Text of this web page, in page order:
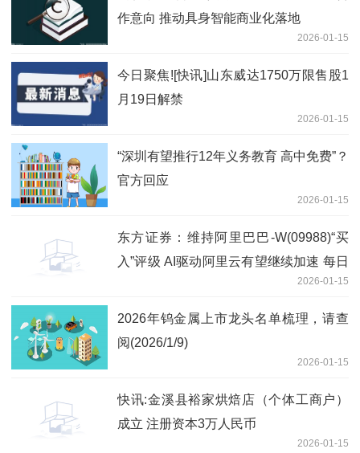
作意向 推动具身智能商业化落地
2026-01-15
今日聚焦![快讯]山东威达1750万限售股1
月19日解禁
2026-01-15
“深圳有望推行12年义务教育 高中免费”？
官方回应
2026-01-15
东方证券：维持阿里巴巴-W(09988)“买
入”评级 AI驱动阿里云有望继续加速 每日
2026-01-15
2026年钨金属上市龙头名单梳理，请查
阅(2026/1/9)
2026-01-15
快讯:金溪县裕家烘焙店（个体工商户）
成立 注册资本3万人民币
2026-01-15